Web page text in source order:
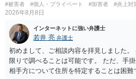
#被害者 #個人・プライベート #加害者 #炎上対
2026年8月8日
インターネットに強い弁護士
若井 亮 弁護士
初めまして、ご相談内容を拝見しました
限りで調べることは可能です。 ただ、手
相手方について住所を特定することは困難